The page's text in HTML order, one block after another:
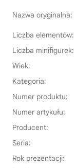
Nazwa oryginalna:
Liczba elementów:
Liczba minifigurek:
Wiek:
Kategoria:
Numer produktu:
Numer artykułu:
Producent:
Seria:
Rok prezentacji: